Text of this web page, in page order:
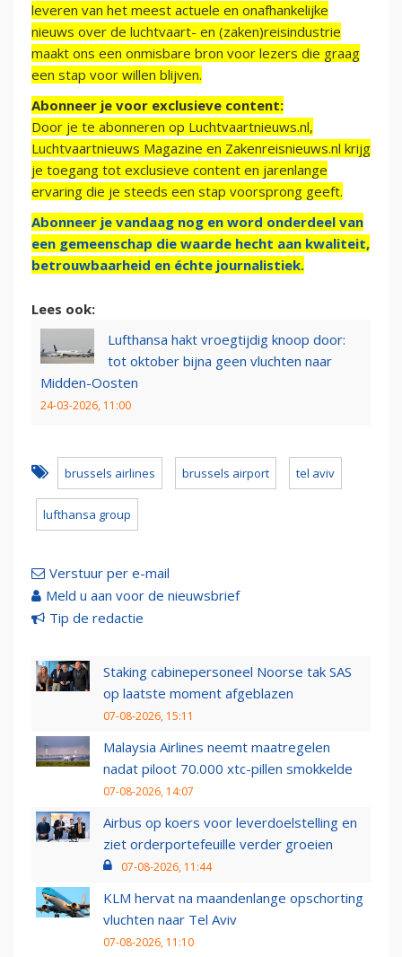
leveren van het meest actuele en onafhankelijke
nieuws over de luchtvaart- en (zaken)reisindustrie
maakt ons een onmisbare bron voor lezers die graag
een stap voor willen blijven.
Abonneer je voor exclusieve content:
Door je te abonneren op Luchtvaartnieuws.nl,
Luchtvaartnieuws Magazine en Zakenreisnieuws.nl krijg
je toegang tot exclusieve content en jarenlange
ervaring die je steeds een stap voorsprong geeft.
Abonneer je vandaag nog en word onderdeel van
een gemeenschap die waarde hecht aan kwaliteit,
betrouwbaarheid en échte journalistiek.
Lees ook:
Lufthansa hakt vroegtijdig knoop door:
tot oktober bijna geen vluchten naar
Midden-Oosten
24-03-2026, 11:00
brussels airlines brussels airport tel aviv
lufthansa group
Verstuur per e-mail
Meld u aan voor de nieuwsbrief
Tip de redactie
Staking cabinepersoneel Noorse tak SAS
op laatste moment afgeblazen
07-08-2026, 15:11
Malaysia Airlines neemt maatregelen
nadat piloot 70.000 xtc-pillen smokkelde
07-08-2026, 14:07
Airbus op koers voor leverdoelstelling en
ziet orderportefeuille verder groeien
07-08-2026, 11:44
KLM hervat na maandenlange opschorting
vluchten naar Tel Aviv
07-08-2026, 11:10